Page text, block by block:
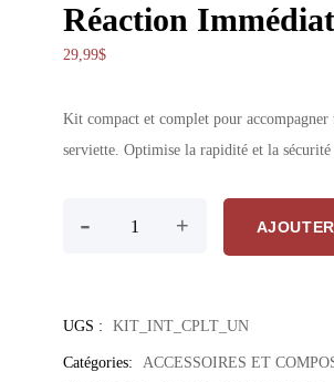
Réaction
29,99$
Kit compact et complet pour
serviette. Optimise la rapidité et la sécurité
- +
UGS : KIT_INT_CPLT_UN
Catégories: ACCESSOIRES ET